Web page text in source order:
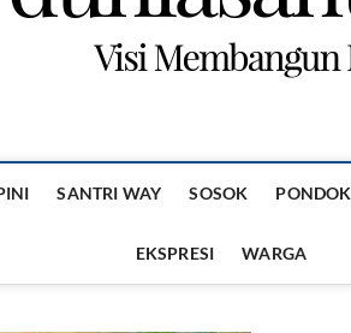
SANTRI WAY SOSOK PONDOK
EKSPRESI WARGA